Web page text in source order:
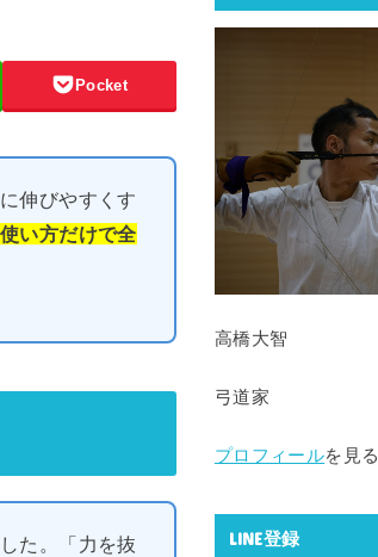
Pocket
伸びやすくす
い方だけで全
た。「力を抜
高橋大智
弓道家
プロフィールを見る
LINE登録